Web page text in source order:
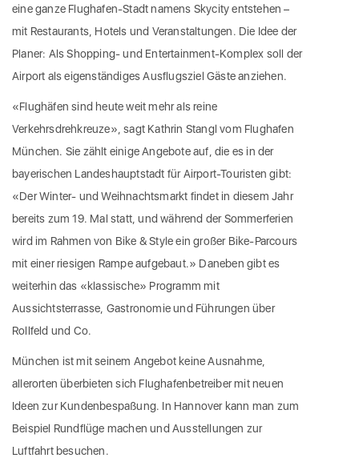
eine ganze Flughafen-Stadt namens Skycity entstehen –
mit Restaurants, Hotels und Veranstaltungen. Die Idee der
Planer: Als Shopping- und Entertainment-Komplex soll der
Airport als eigenständiges Ausflugsziel Gäste anziehen.
«Flughäfen sind heute weit mehr als reine
Verkehrsdrehkreuze», sagt Kathrin Stangl vom Flughafen
München. Sie zählt einige Angebote auf, die es in der
bayerischen Landeshauptstadt für Airport-Touristen gibt:
«Der Winter- und Weihnachtsmarkt findet in diesem Jahr
bereits zum 19. Mal statt, und während der Sommerferien
wird im Rahmen von Bike & Style ein großer Bike-Parcours
mit einer riesigen Rampe aufgebaut.» Daneben gibt es
weiterhin das «klassische» Programm mit
Aussichtsterrasse, Gastronomie und Führungen über
Rollfeld und Co.
München ist mit seinem Angebot keine Ausnahme,
allerorten überbieten sich Flughafenbetreiber mit neuen
Ideen zur Kundenbespaßung. In Hannover kann man zum
Beispiel Rundflüge machen und Ausstellungen zur
Luftfahrt besuchen.